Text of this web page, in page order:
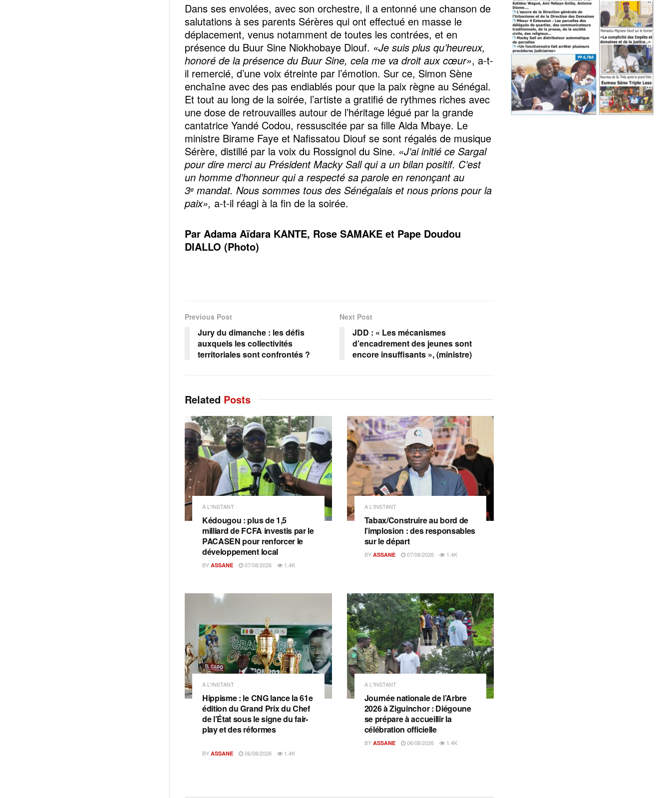
Dans ses envolées, avec son orchestre, il a entonné une chanson de
salutations à ses parents Sérères qui ont effectué en masse le
déplacement, venus notamment de toutes les contrées, et en
présence du Buur Sine Niokhobaye Diouf. «Je suis plus qu’heureux,
honoré de la présence du Buur Sine, cela me va droit aux cœur», a-t-
il remercié, d’une voix étreinte par l’émotion. Sur ce, Simon Sène
enchaîne avec des pas endiablés pour que la paix règne au Sénégal.
Et tout au long de la soirée, l’artiste a gratifié de rythmes riches avec
une dose de retrouvailles autour de l’héritage légué par la grande
cantatrice Yandé Codou, ressuscitée par sa fille Aida Mbaye. Le
ministre Birame Faye et Nafissatou Diouf se sont régalés de musique
Sérère, distillé par la voix du Rossignol du Sine. «J’ai initié ce Sargal
pour dire merci au Président Macky Sall qui a un bilan positif. C’est
un homme d’honneur qui a respecté sa parole en renonçant au
3e mandat. Nous sommes tous des Sénégalais et nous prions pour la
paix», a-t-il réagi à la fin de la soirée.
Par Adama Aïdara KANTE, Rose SAMAKE et Pape Doudou
DIALLO (Photo)
Previous Post
Jury du dimanche : les défis
auxquels les collectivités
territoriales sont confrontés ?
Next Post
JDD : « Les mécanismes
d’encadrement des jeunes sont
encore insuffisants », (ministre)
Related Posts
A L'INSTANT
Kédougou : plus de 1,5
milliard de FCFA investis par le
PACASEN pour renforcer le
développement local
BY ASSANE 07/08/2026 1.4K
A L'INSTANT
Tabax/Construire au bord de
l’implosion : des responsables
sur le départ
BY ASSANE 07/08/2026 1.4K
A L'INSTANT
Hippisme : le CNG lance la 61e
édition du Grand Prix du Chef
de l’État sous le signe du fair-
play et des réformes
BY ASSANE 06/08/2026 1.4K
A L'INSTANT
Journée nationale de l’Arbre
2026 à Ziguinchor : Diégoune
se prépare à accueillir la
célébration officielle
BY ASSANE 06/08/2026 1.4K